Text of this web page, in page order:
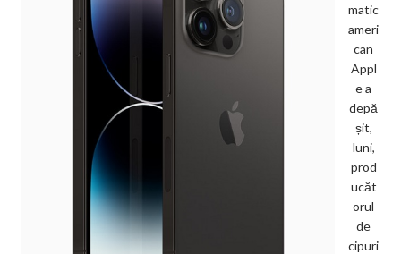
matic
ameri
can
Appl
e a
depă
șit,
luni,
prod
ucăt
orul
de
cipuri